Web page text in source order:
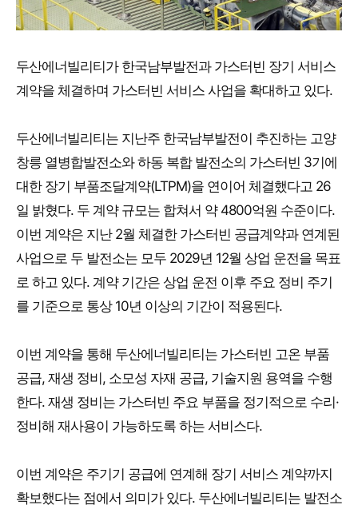
두산에너빌리티가 한국남부발전과 가스터빈 장기 서비스
계약을 체결하며 가스터빈 서비스 사업을 확대하고 있다.
두산에너빌리티는 지난주 한국남부발전이 추진하는 고양
창릉 열병합발전소와 하동 복합 발전소의 가스터빈 3기에
대한 장기 부품조달계약(LTPM)을 연이어 체결했다고 26
일 밝혔다. 두 계약 규모는 합쳐서 약 4800억원 수준이다.
이번 계약은 지난 2월 체결한 가스터빈 공급계약과 연계된
사업으로 두 발전소는 모두 2029년 12월 상업 운전을 목표
로 하고 있다. 계약 기간은 상업 운전 이후 주요 정비 주기
를 기준으로 통상 10년 이상의 기간이 적용된다.
이번 계약을 통해 두산에너빌리티는 가스터빈 고온 부품
공급, 재생 정비, 소모성 자재 공급, 기술지원 용역을 수행
한다. 재생 정비는 가스터빈 주요 부품을 정기적으로 수리·
정비해 재사용이 가능하도록 하는 서비스다.
이번 계약은 주기기 공급에 연계해 장기 서비스 계약까지
확보했다는 점에서 의미가 있다. 두산에너빌리티는 발전소